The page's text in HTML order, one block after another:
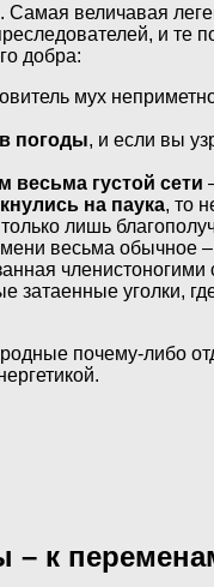
Самая величавая
и
добра:
мух
погоды, и если вы
весьма густой сети
на паука, то
лишь
весьма обычное –
затаенные уголки,
почему-либо
– к